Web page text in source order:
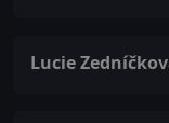
Lucie